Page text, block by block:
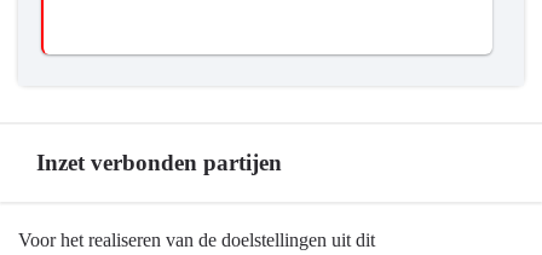
Inzet verbonden partijen
Terug
Voor het realiseren van de doelstellingen uit dit